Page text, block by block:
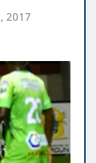
2017